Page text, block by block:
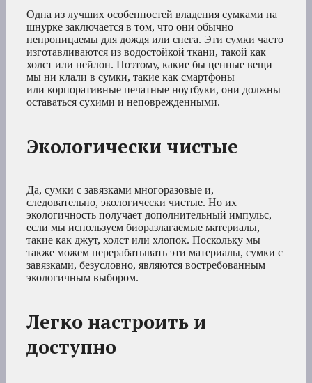
Одна из лучших особенностей владения сумками на
шнурке заключается в том, что они обычно
непроницаемы для дождя или снега. Эти сумки часто
изготавливаются из водостойкой ткани, такой как
холст или нейлон. Поэтому, какие бы ценные вещи
мы ни клали в сумки, такие как смартфоны
или корпоративные печатные ноутбуки, они должны
оставаться сухими и неповрежденными.
Экологически чистые
Да, сумки с завязками многоразовые и,
следовательно, экологически чистые. Но их
экологичность получает дополнительный импульс,
если мы используем биоразлагаемые материалы,
такие как джут, холст или хлопок. Поскольку мы
также можем перерабатывать эти материалы, сумки с
завязками, безусловно, являются востребованным
экологичным выбором.
Легко настроить и
доступно